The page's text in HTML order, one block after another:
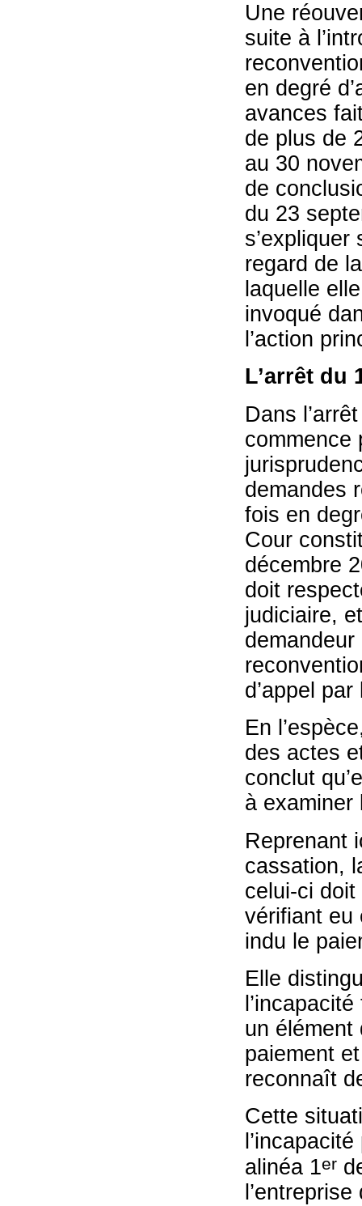
Une
suite à
en degré
avances
de plus de
au 30
de
du 23
regard de
laquelle
invoqué
l’action
L’arrêt du
Dans
commence
demandes
fois en
Cour
décembre
doit
judiciaire,
d’appel
En
des actes
conclut
à examiner
Reprenant
cassation,
celui-ci
vérifiant eu
indu le
Elle
un élément
paiement
reconnaît
Cette
alinéa 1er